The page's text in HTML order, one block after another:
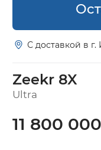
С доставкой в
Zeekr 8X
Ultra
11 800